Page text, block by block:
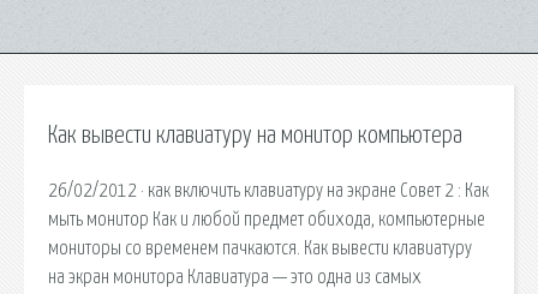
Как вывести клавиатуру на монитор компьютера
26/02/2012 · как включить клавиатуру на экране Совет 2 : Как
мыть монитор Как и любой предмет обихода, компьютерные
мониторы со временем пачкаются. Как вывести клавиатуру
на экран монитора Клавиатура — это одна из самых